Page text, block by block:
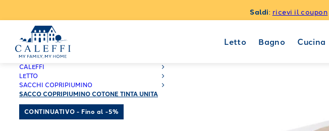
Saldi: ricevi il coupon
Letto Bagno Cucina
CALEFFI
LETTO
SACCHI COPRIPIUMINO
SACCO COPRIPIUMINO COTONE TINTA UNITA
CONTINUATIVO - Fino al -5%